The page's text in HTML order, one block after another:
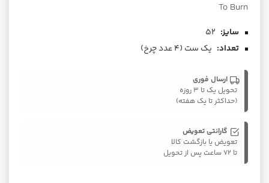
To Burn
سایز: 52
تعداد: یک ست (۴ عدد چرخ)
ارسال فوری
تحویل یک تا ۳ روزه
(حداکثر تا یک هفته)
گارانتی تعویض
تعویض یا بازگشت کالا
تا ۷۲ ساعت پس از تحویل